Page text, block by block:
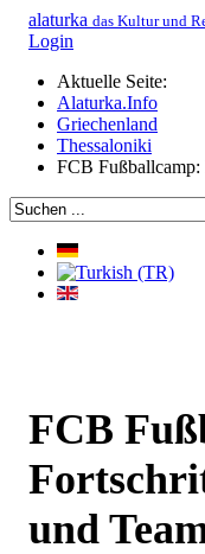
alaturka das Kultur und
Login
Aktuelle Seite:
Alaturka.Info
Griechenland
Thessaloniki
FCB Fußballcamp:
FCB
und